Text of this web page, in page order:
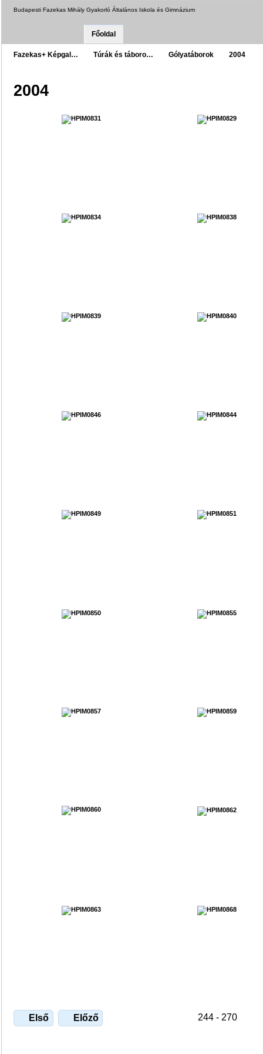
Budapesti Fazekas Mihály Gyakorló Általános Iskola és Gimnázium
Főoldal
Fazekas+ Képgal… Túrák és táboro… Gólyatáborok 2004
2004
Első Előző 244 - 270